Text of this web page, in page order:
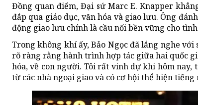
Đồng quan điểm, Đại sứ Marc E. Knapper
đắp qua giáo dục, văn hóa và giao lưu. Ông
động giao lưu chính là cầu nối bền vững cho
Trong không khí ấy, Bảo Ngọc đã lắng nghe với
rõ ràng rằng hành trình hợp tác giữa hai quốc
hóa, về con người. Tôi rất vinh dự khi hôm
từ các nhà ngoại giao và có cơ hội thể hiện tiếng